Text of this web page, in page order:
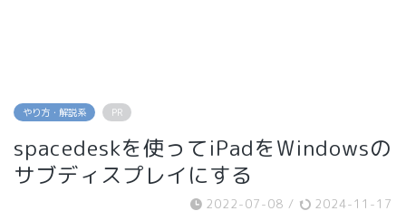
やり方・解説系 PR
spacedeskを使ってiPadをWindowsの
サブディスプレイにする
2022-07-08 / 2024-11-17